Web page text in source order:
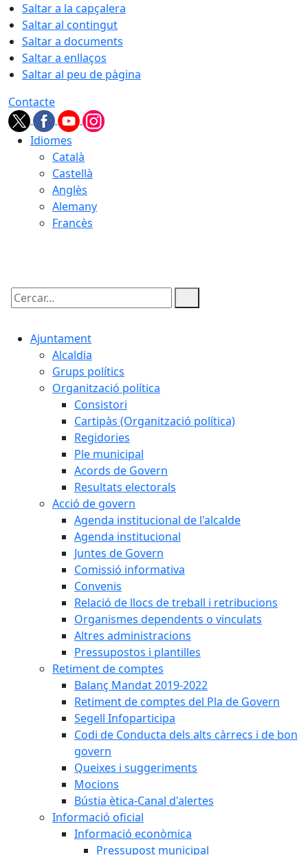
Saltar a la capçalera
Saltar al contingut
Saltar a documents
Saltar a enllaços
Saltar al peu de pàgina
Contacte
Idiomes
Català
Castellà
Anglès
Alemany
Francès
Cercar:
Ajuntament
Alcaldia
Grups polítics
Organització política
Consistori
Cartipàs (Organització política)
Regidories
Ple municipal
Acords de Govern
Resultats electorals
Acció de govern
Agenda institucional de l'alcalde
Agenda institucional
Juntes de Govern
Comissió informativa
Convenis
Relació de llocs de treball i retribucions
Organismes dependents o vinculats
Altres administracions
Pressupostos i plantilles
Retiment de comptes
Balanç Mandat 2019-2022
Retiment de comptes del Pla de Govern
Segell Infoparticipa
Codi de Conducta dels alts càrrecs i de bon
govern
Queixes i suggeriments
Mocions
Bústia ètica-Canal d'alertes
Informació oficial
Informació econòmica
Pressupost municipal